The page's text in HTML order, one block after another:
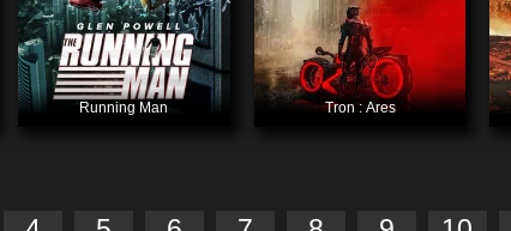
Running Man Tron : Ares